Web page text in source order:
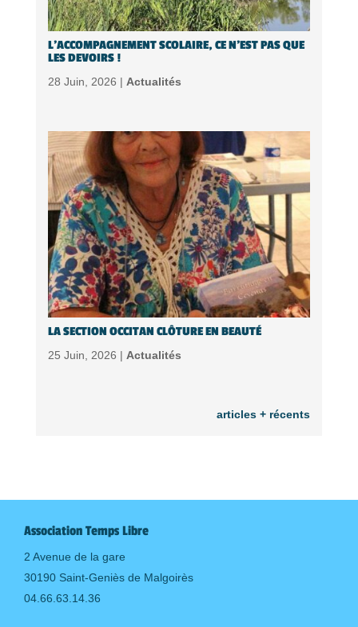
L’ACCOMPAGNEMENT SCOLAIRE, CE N’EST PAS QUE
LES DEVOIRS !
28 Juin, 2026 | Actualités
LA SECTION OCCITAN CLÔTURE EN BEAUTÉ
25 Juin, 2026 | Actualités
articles + récents
Association Temps Libre
2 Avenue de la gare
30190 Saint-Geniès de Malgoirès
04.66.63.14.36